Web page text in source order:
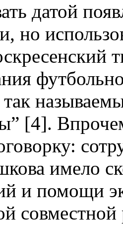
датой
но
[4].
имело
и помощи
совместной